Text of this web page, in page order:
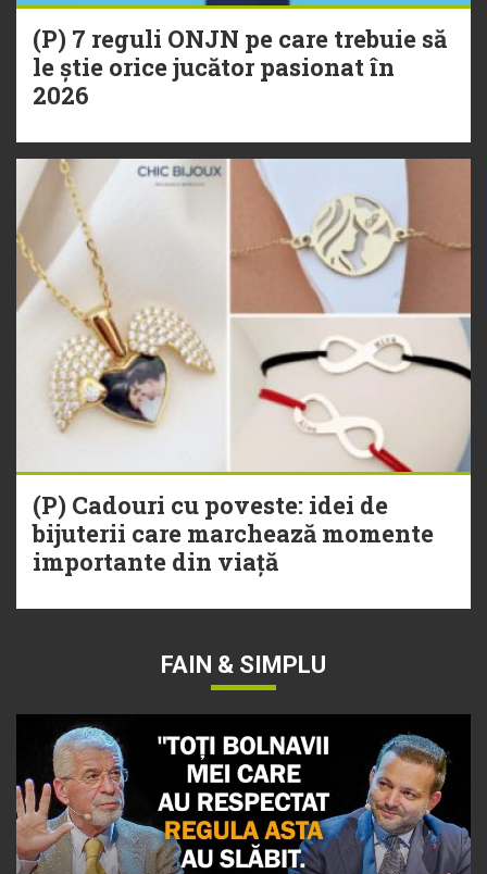
(P) 7 reguli ONJN pe care trebuie să
le știe orice jucător pasionat în
2026
(P) Cadouri cu poveste: idei de
bijuterii care marchează momente
importante din viață
FAIN & SIMPLU